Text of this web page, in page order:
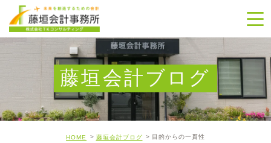
藤垣会計ブログ
HOME 藤垣会計ブログ 目的からの一貫性